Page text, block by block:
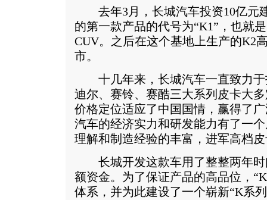
去年3月，长城汽车投资10亿元
的第一款产品的代号为“K1”，也就
CUV。之后在这个基地上生产的K2
市。
十几年来，长城汽车一直致力于
迪尔、赛铃、赛酷三大系列皮卡大
价格定位适应了中国国情，赢得了
汽车的经济实力和研发能力有了一
理解和制造经验的丰富，进军高档
长城开发这款车用了整整两年时
额资金。为了保证产品的高品位，
体系，并为此建设了一个崭新“K系